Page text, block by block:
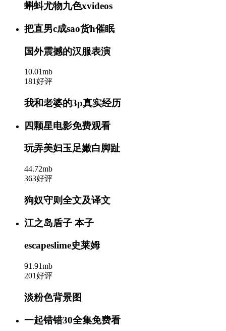
蝌蚪尤物九色xvideos
把直男c成sao货h催眠
国外震撼的汉服表演
10.01mb
181好评
我和老婆的3p真实经历
四颗星电影免费观看
玩弄美妇玉足嫩白脚趾
44.72mb
363好评
狗奴守则全文及译文
江之岛盾子 本子
escapeslime史莱姆
91.91mb
201好评
淡粉色背景图
一起错错30全集免费看